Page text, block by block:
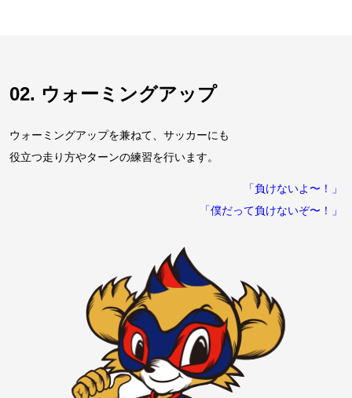
02. ウォーミングアップ
ウォーミングアップを兼ねて、サッカーにも
役立つ走り方やターンの練習を行います。
「負けないよ〜！」
「僕だって負けないぞ〜！」